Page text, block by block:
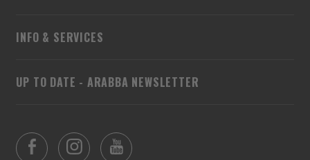
UP TO DATE - ARABBA NEWSLETTER
INFO & SERVICES